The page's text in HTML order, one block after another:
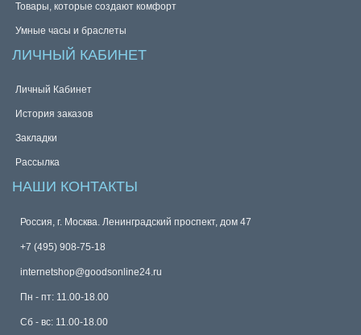
Товары, которые создают комфорт
Умные часы и браслеты
ЛИЧНЫЙ КАБИНЕТ
Личный Кабинет
История заказов
Закладки
Рассылка
НАШИ КОНТАКТЫ
Россия, г. Москва. Ленинградский проспект, дом 47
+7 (495) 908-75-18
internetshop@goodsonline24.ru
Пн - пт: 11.00-18.00
Сб - вс: 11.00-18.00